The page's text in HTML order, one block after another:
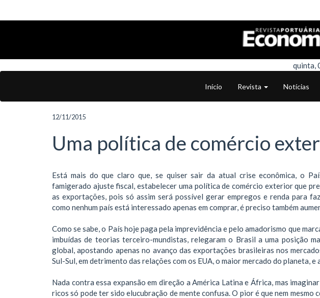
quinta,
Início Revista Notícias
12/11/2015
Uma política de comércio
Está mais do que claro que, se quiser sair da atual crise econômica, o
famigerado ajuste fiscal, estabelecer uma política de comércio exterior que
as exportações, pois só assim será possível gerar empregos e renda para
como nenhum país está interessado apenas em comprar, é preciso também
Como se sabe, o País hoje paga pela imprevidência e pelo amadorismo que
imbuídas de teorias terceiro-mundistas, relegaram o Brasil a uma posição
global, apostando apenas no avanço das exportações brasileiras nos
Sul-Sul, em detrimento das relações com os EUA, o maior mercado do planeta, e
Nada contra essa expansão em direção a América Latina e África, mas
ricos só pode ter sido elucubração de mente confusa. O pior é que nem mesmo